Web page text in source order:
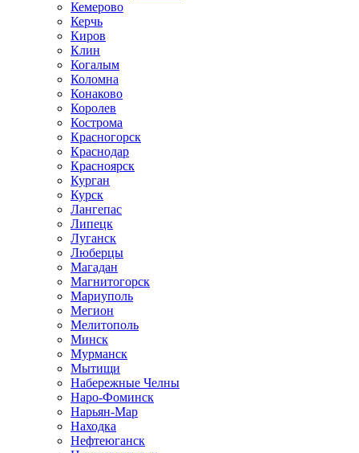
Кемерово
Керчь
Киров
Клин
Когалым
Коломна
Конаково
Королев
Кострома
Красногорск
Краснодар
Красноярск
Курган
Курск
Лангепас
Липецк
Луганск
Люберцы
Магадан
Магнитогорск
Мариуполь
Мегион
Мелитополь
Минск
Мурманск
Мытищи
Набережные Челны
Наро-Фоминск
Нарьян-Мар
Находка
Нефтеюганск